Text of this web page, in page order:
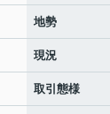
地勢
現況
取引態様